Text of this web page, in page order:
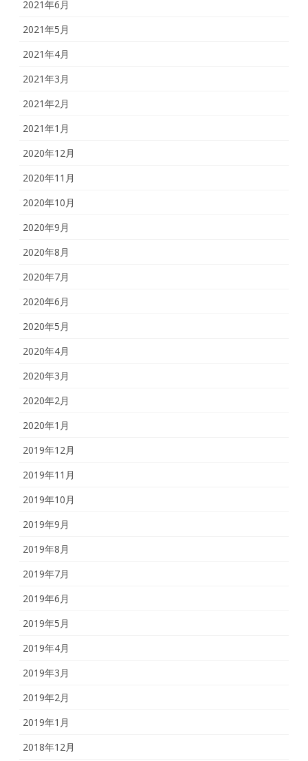
2021年6月
2021年5月
2021年4月
2021年3月
2021年2月
2021年1月
2020年12月
2020年11月
2020年10月
2020年9月
2020年8月
2020年7月
2020年6月
2020年5月
2020年4月
2020年3月
2020年2月
2020年1月
2019年12月
2019年11月
2019年10月
2019年9月
2019年8月
2019年7月
2019年6月
2019年5月
2019年4月
2019年3月
2019年2月
2019年1月
2018年12月